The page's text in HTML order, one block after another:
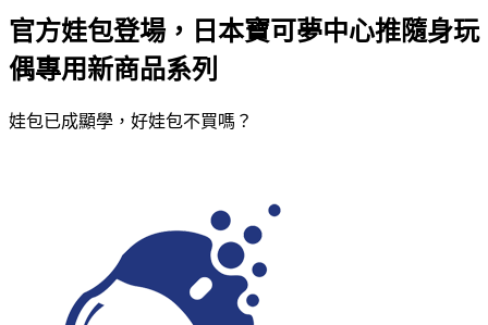
官方娃包登場，日本寶可夢中心推隨身玩
偶專用新商品系列
娃包已成顯學，好娃包不買嗎？